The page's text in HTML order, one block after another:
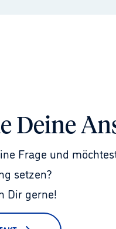
Deine
Frage und
setzen?
Dir gerne!